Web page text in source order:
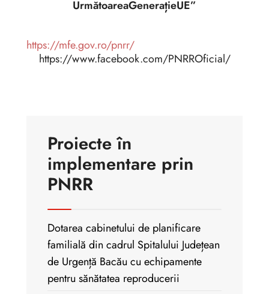
UrmătoareaGenerațieUE”
https://mfe.gov.ro/pnrr/
https://www.facebook.com/PNRROficial/
Proiecte în
implementare prin
PNRR
Dotarea cabinetului de planificare
familială din cadrul Spitalului Județean
de Urgență Bacău cu echipamente
pentru sănătatea reproducerii